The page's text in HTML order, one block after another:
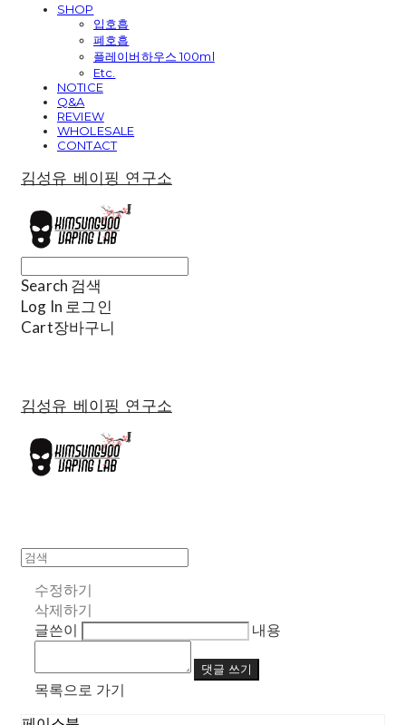
SHOP
입호흡
폐호흡
플레이버하우스 100ml
Etc.
NOTICE
Q&A
REVIEW
WHOLESALE
CONTACT
김성유 베이핑 연구소
Search 검색
Log In 로그인
Cart장바구니
김성유 베이핑 연구소
수정하기
삭제하기
글쓴이
내용
댓글 쓰기
목록으로 가기